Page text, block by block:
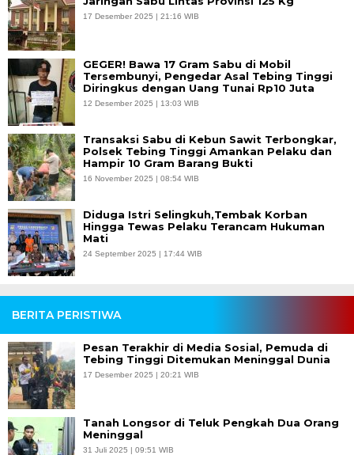
17 Desember 2025 | 21:16 WIB
GEGER! Bawa 17 Gram Sabu di Mobil
Tersembunyi, Pengedar Asal Tebing Tinggi
Diringkus dengan Uang Tunai Rp10 Juta
12 Desember 2025 | 13:03 WIB
Transaksi Sabu di Kebun Sawit Terbongkar,
Polsek Tebing Tinggi Amankan Pelaku dan
Hampir 10 Gram Barang Bukti
16 November 2025 | 08:54 WIB
Diduga Istri Selingkuh,Tembak Korban
Hingga Tewas Pelaku Terancam Hukuman
Mati
24 September 2025 | 17:44 WIB
BERITA PERISTIWA
Pesan Terakhir di Media Sosial, Pemuda di
Tebing Tinggi Ditemukan Meninggal Dunia
17 Desember 2025 | 20:21 WIB
Tanah Longsor di Teluk Pengkah Dua Orang
Meninggal
31 Juli 2025 | 09:51 WIB